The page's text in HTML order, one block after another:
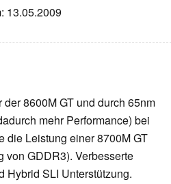
13.05.2009
der 8600M GT und durch 65nm
mehr Performance) bei
die Leistung einer 8700M GT
von GDDR3). Verbesserte
Hybrid SLI Unterstützung.